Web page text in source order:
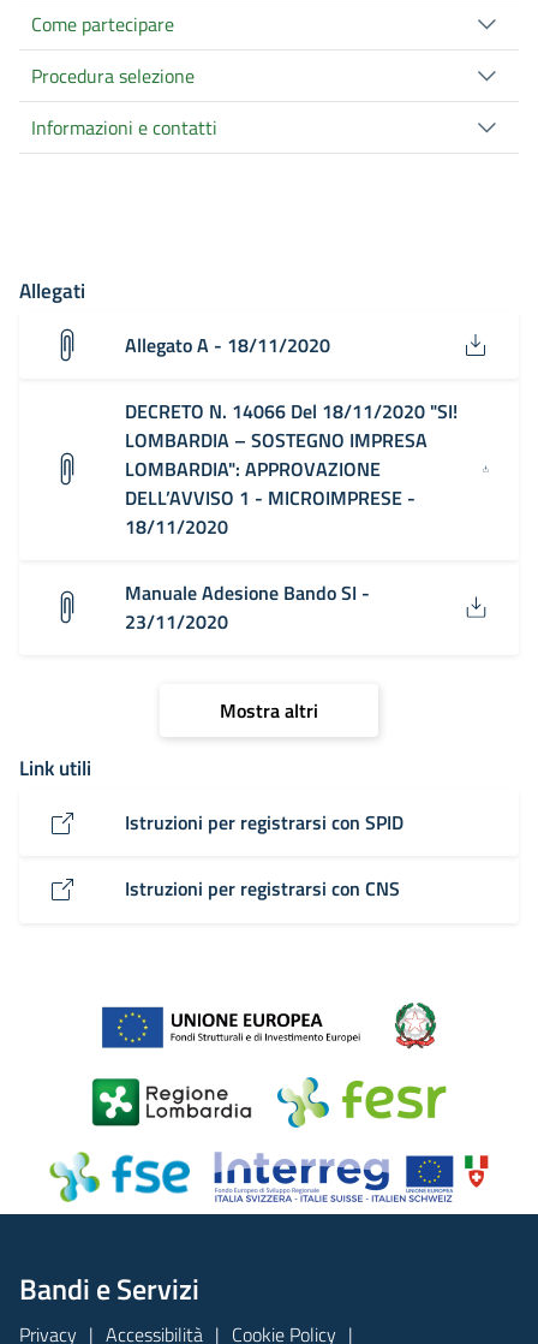
Come partecipare
Procedura selezione
Informazioni e contatti
Allegati
Allegato A - 18/11/2020
DECRETO N. 14066 Del 18/11/2020 "SI!
LOMBARDIA – SOSTEGNO IMPRESA
LOMBARDIA": APPROVAZIONE
DELL’AVVISO 1 - MICROIMPRESE -
18/11/2020
Manuale Adesione Bando SI -
23/11/2020
Mostra altri
Link utili
Istruzioni per registrarsi con SPID
Istruzioni per registrarsi con CNS
Bandi e Servizi
Privacy Accessibilità Cookie Policy